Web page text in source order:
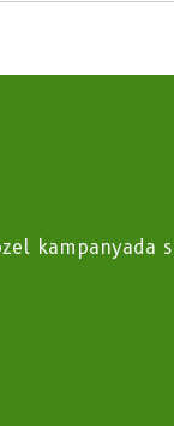
kampanyada